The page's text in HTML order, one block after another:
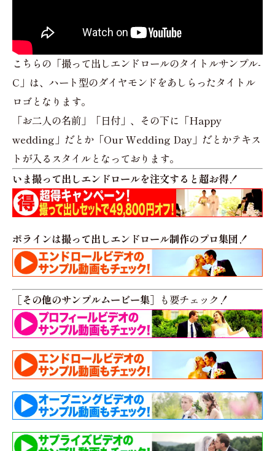
こちらの「撮って出しエンドロールのタイトルサンプル-
C」は、ハート型のダイヤモンドをあしらったタイトル
ロゴとなります。
「お二人の名前」「日付」、その下に「Happy
wedding」だとか「Our Wedding Day」だとかテキス
トが入るスタイルとなっております。
いま撮って出しエンドロールを注文すると超お得！
ポラインは撮って出しエンドロール制作のプロ集団！
［その他のサンプルムービー集］ も要チェック！